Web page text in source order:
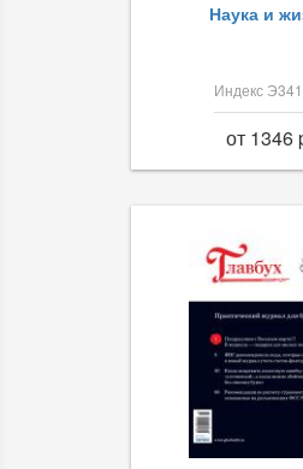
Наука и
Индекс
от 1346